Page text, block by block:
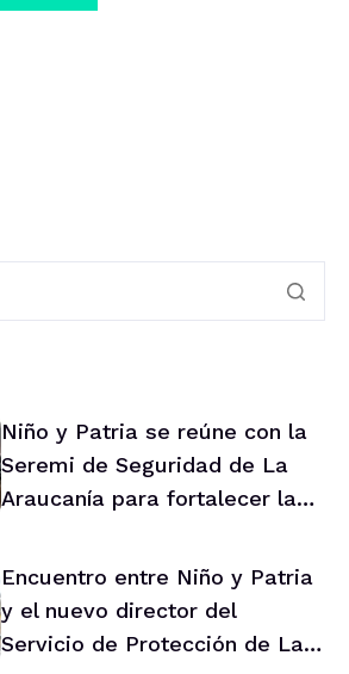
Niño y Patria se reúne con la
Seremi de Seguridad de La
Araucanía para fortalecer la
Encuentro entre Niño y Patria
y el nuevo director del
Servicio de Protección de La